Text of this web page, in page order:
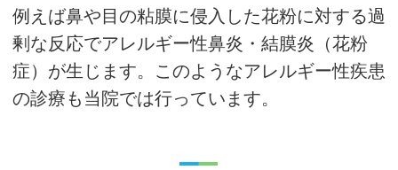
例えば鼻や目の粘膜に侵入した花粉に対する過
剰な反応でアレルギー性鼻炎・結膜炎（花粉
症）が生じます。このようなアレルギー性疾患
の診療も当院では行っています。